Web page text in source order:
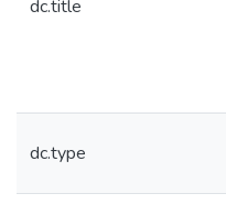
dc.title
dc.type